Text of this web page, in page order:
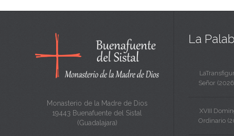
Monasterio de la Madre de Dios
19443 Buenafuente del Sistal
(Guadalajara)
La
Señor
XVIII
Ordinario